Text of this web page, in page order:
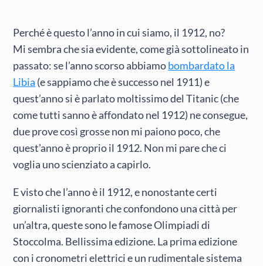
Perché è questo l’anno in cui siamo, il 1912, no?
Mi sembra che sia evidente, come già sottolineato in
passato: se l’anno scorso abbiamobombardato la
Libia (e sappiamo che è successo nel 1911) e
quest’anno si è parlato moltissimo del Titanic (che
come tutti sanno è affondato nel 1912) ne consegue,
due prove così grosse non mi paiono poco, che
quest’anno è proprio il 1912. Non mi pare che ci
voglia uno scienziato a capirlo.
E visto che l’anno è il 1912, e nonostante certi
giornalisti ignoranti che confondono una città per
un’altra, queste sono le famose Olimpiadi di
Stoccolma. Bellissima edizione. La prima edizione
con i cronometri elettrici e un rudimentale sistema